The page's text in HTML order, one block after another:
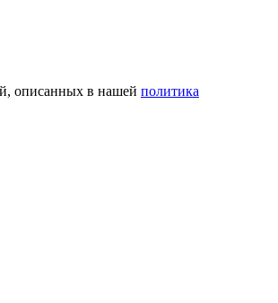
описанных в нашей политика